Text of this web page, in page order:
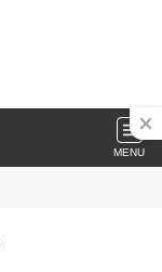
MENU